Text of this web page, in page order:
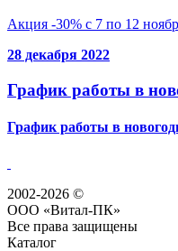
Акция -30% с 7 по 12
28 декабря 2022
График работы в
График работы в
2002-2026 ©
ООО «Витал-ПК»
Все права защищены
Каталог